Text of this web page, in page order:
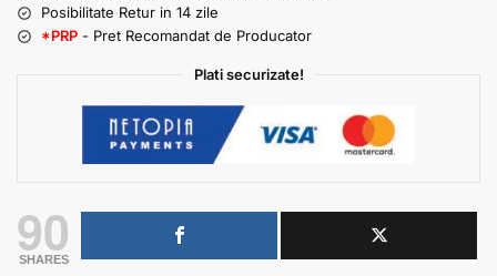
Posibilitate Retur in 14 zile
*PRP - Pret Recomandat de Producator
Plati securizate!
90
SHARES